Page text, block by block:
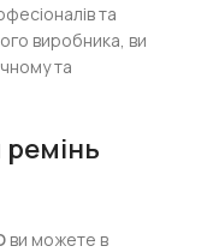
та
виробника, ви
та
ремінь
ви можете в